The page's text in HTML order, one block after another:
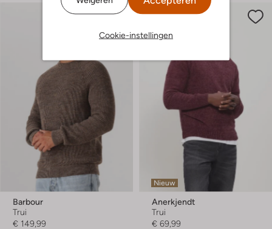
Cookie-instellingen
Barbour
Trui
€ 149,99
Nieuw
Anerkjendt
Trui
€ 69,99